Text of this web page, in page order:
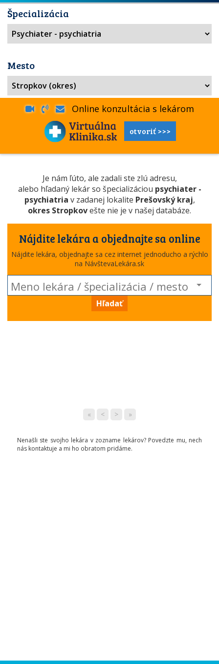
Špecializácia
Mesto
Online konzultácia s lekárom
otvoriť >>>
Je nám ľúto, ale zadali ste zlú adresu,
alebo hľadaný lekár so špecializáciou psychiater -
psychiatria v zadanej lokalite Prešovský kraj,
okres Stropkovešte nie je v našej databáze.
Nájdite lekára a objednajte sa online
Nájdite lekára, objednajte sa cez internet jednoducho a rýchlo
na NávštevaLekára.sk
Hľadať
« < > »
Nenašli ste svojho lekára v zozname lekárov? Povedzte mu, nech
nás kontaktuje a mi ho obratom pridáme.